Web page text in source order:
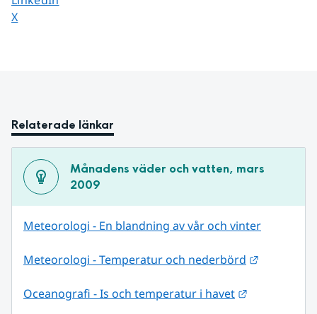
Dela sidan på
X
Relaterade länkar
Månadens väder och vatten, mars
2009
Meteorologi - En blandning av vår och vinter
Meteorologi - Temperatur och nederbörd
Oceanografi - Is och temperatur i havet